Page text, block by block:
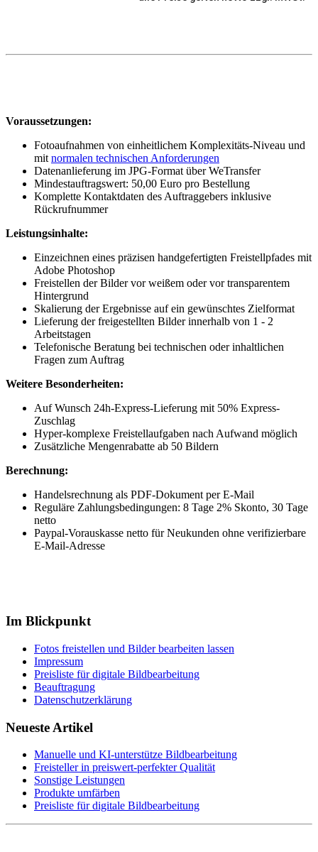
Voraussetzungen:
Fotoaufnahmen von einheitlichem Komplexitäts-Niveau und
mit normalen technischen Anforderungen
Datenanlieferung im JPG-Format über WeTransfer
Mindestauftragswert: 50,00 Euro pro Bestellung
Komplette Kontaktdaten des Auftraggebers inklusive
Rückrufnummer
Leistungsinhalte:
Einzeichnen eines präzisen handgefertigten Freistellpfades mit
Adobe Photoshop
Freistellen der Bilder vor weißem oder vor transparentem
Hintergrund
Skalierung der Ergebnisse auf ein gewünschtes Zielformat
Lieferung der freigestellten Bilder innerhalb von 1 - 2
Arbeitstagen
Telefonische Beratung bei technischen oder inhaltlichen
Fragen zum Auftrag
Weitere Besonderheiten:
Auf Wunsch 24h-Express-Lieferung mit 50% Express-
Zuschlag
Hyper-komplexe Freistellaufgaben nach Aufwand möglich
Zusätzliche Mengenrabatte ab 50 Bildern
Berechnung:
Handelsrechnung als PDF-Dokument per E-Mail
Reguläre Zahlungsbedingungen: 8 Tage 2% Skonto, 30 Tage
netto
Paypal-Vorauskasse netto für Neukunden ohne verifizierbare
E-Mail-Adresse
Im Blickpunkt
Fotos freistellen und Bilder bearbeiten lassen
Impressum
Preisliste für digitale Bildbearbeitung
Beauftragung
Datenschutzerklärung
Neueste Artikel
Manuelle und KI-unterstütze Bildbearbeitung
Freisteller in preiswert-perfekter Qualität
Sonstige Leistungen
Produkte umfärben
Preisliste für digitale Bildbearbeitung